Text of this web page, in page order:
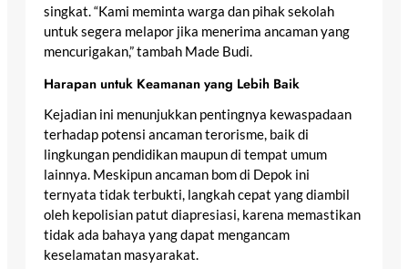
singkat. “Kami meminta warga dan pihak sekolah
untuk segera melapor jika menerima ancaman yang
mencurigakan,” tambah Made Budi.
Harapan untuk Keamanan yang Lebih Baik
Kejadian ini menunjukkan pentingnya kewaspadaan
terhadap potensi ancaman terorisme, baik di
lingkungan pendidikan maupun di tempat umum
lainnya. Meskipun ancaman bom di Depok ini
ternyata tidak terbukti, langkah cepat yang diambil
oleh kepolisian patut diapresiasi, karena memastikan
tidak ada bahaya yang dapat mengancam
keselamatan masyarakat.